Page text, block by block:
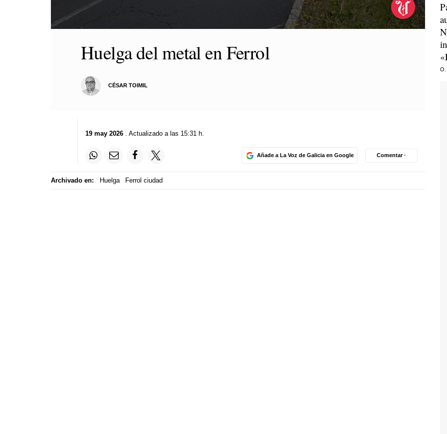
Huelga del metal en Ferrol
CÉSAR TOIMIL
19 may 2026. Actualizado a las 15:31 h.
Añade a La Voz de Galicia en Google Comentar ·
Archivado en: Huelga Ferrol ciudad
O.